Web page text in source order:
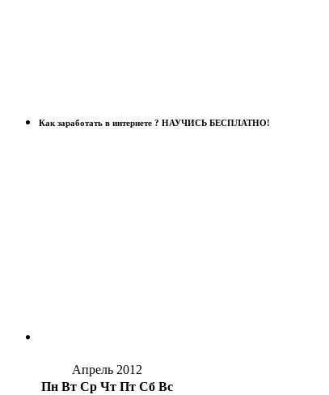
Как заработать в интернете ? НАУЧИСЬ БЕСПЛАТНО!
Апрель 2012
Пн Вт Ср Чт Пт Сб Вс